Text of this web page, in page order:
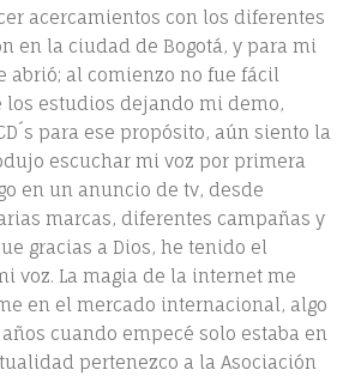
acercamientos con los diferentes
en la ciudad de Bogotá, y para mi
abrió; al comienzo no fue fácil
los estudios dejando mi demo,
para ese propósito, aún siento la
escuchar mi voz por primera
en un anuncio de tv, desde
marcas, diferentes campañas y
gracias a Dios, he tenido el
voz. La magia de la internet me
en el mercado internacional, algo
cuando empecé solo estaba en
pertenezco a la Asociación